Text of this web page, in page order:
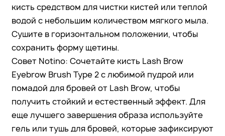
кисть средством для чистки кистей или теплой
водой с небольшим количеством мягкого мыла.
Сушите в горизонтальном положении, чтобы
сохранить форму щетины.
Совет Notino: Сочетайте кисть Lash Brow
Eyebrow Brush Type 2 с любимой пудрой или
помадой для бровей от Lash Brow, чтобы
получить стойкий и естественный эффект. Для
еще лучшего завершения образа используйте
гель или тушь для бровей, которые зафиксируют